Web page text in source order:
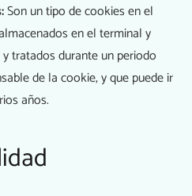
Son un tipo de cookies en el
en el terminal y
tratados durante un periodo
de la cookie, y que puede ir
años.